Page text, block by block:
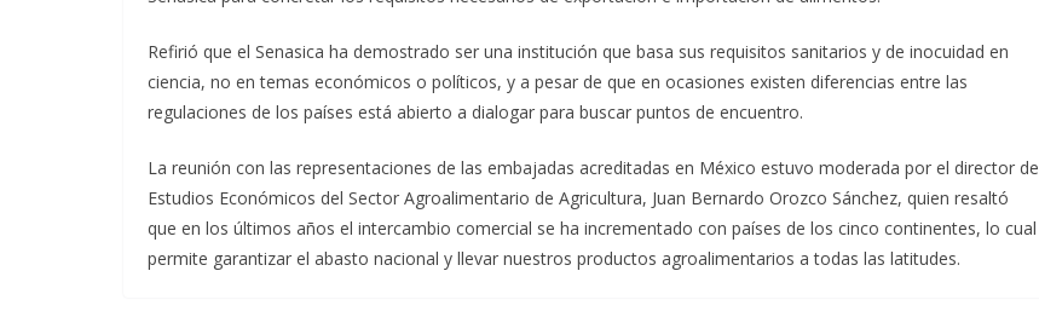
Refirió que el Senasica ha demostrado ser una institución que basa sus requisitos sanitarios y de inocuidad en
ciencia, no en temas económicos o políticos, y a pesar de que en ocasiones existen diferencias entre las
regulaciones de los países está abierto a dialogar para buscar puntos de encuentro.
La reunión con las representaciones de las embajadas acreditadas en México estuvo moderada por el director de
Estudios Económicos del Sector Agroalimentario de Agricultura, Juan Bernardo Orozco Sánchez, quien resaltó
que en los últimos años el intercambio comercial se ha incrementado con países de los cinco continentes, lo cual
permite garantizar el abasto nacional y llevar nuestros productos agroalimentarios a todas las latitudes.